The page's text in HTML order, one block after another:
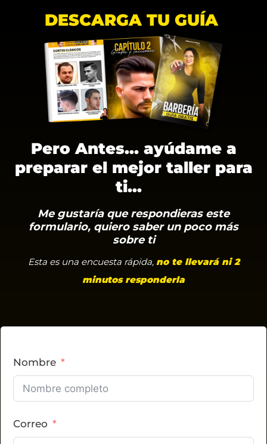
DESCARGA TU GUÍA
Pero Antes... ayúdame a
preparar el mejor taller para
ti...
Me gustaría que respondieras este
formulario, quiero saber un poco más
sobre ti
Esta es una encuesta rápida, no te llevará ni 2
minutos responderla
Nombre
Correo